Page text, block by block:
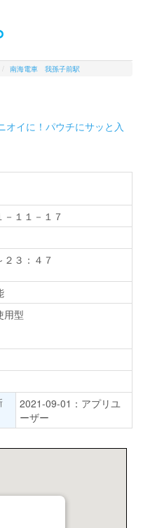
南海電車 我孫子前駅
オイに！パウチにサッと入
１１－１７
３：４７
用型
2021-09-01：アプリユ
ーザー